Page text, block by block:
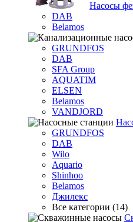
Насосы
DAB
Belamos
GRUNDFOS
DAB
SFA Group
AQUATIM
ELSEN
Belamos
VANDJORD
GRUNDFOS
DAB
Wilo
Aquario
Shinhoo
Belamos
Джилекс
Все категории (14)